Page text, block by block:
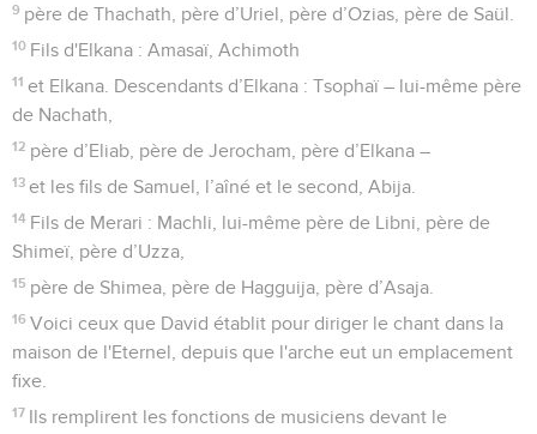
9 père de Thachath, père d’Uriel, père d’Ozias, père de Saül.
10 Fils d'Elkana : Amasaï, Achimoth
11 et Elkana. Descendants d’Elkana : Tsophaï – lui-même père
de Nachath,
12 père d’Eliab, père de Jerocham, père d’Elkana –
13 et les fils de Samuel, l’aîné et le second, Abija.
14 Fils de Merari : Machli, lui-même père de Libni, père de
Shimeï, père d’Uzza,
15 père de Shimea, père de Hagguija, père d’Asaja.
16 Voici ceux que David établit pour diriger le chant dans la
maison de l'Eternel, depuis que l'arche eut un emplacement
fixe.
17 Ils remplirent les fonctions de musiciens devant le